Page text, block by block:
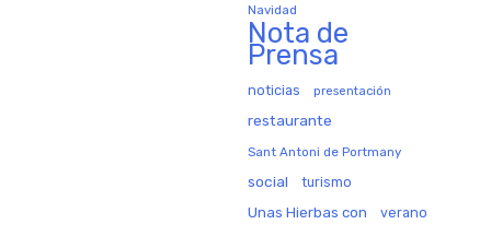
Navidad
Nota de
Prensa
noticias presentación
restaurante
Sant Antoni de Portmany
social turismo
Unas Hierbas con verano